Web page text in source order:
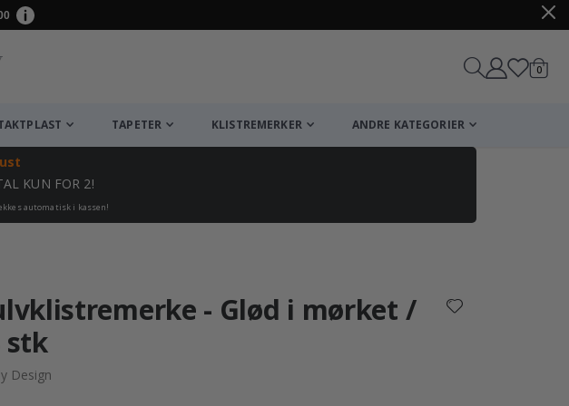
0varer
TAPETER KLISTREMERKER ANDRE KATEGORIER
KUN FOR 2!
automatisk i kassen!
- Glød i mørket /
stk
Design